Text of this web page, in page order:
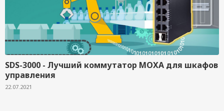
SDS-3000 - Лучший коммутатор MOXA для шкафов
управления
22.07.2021